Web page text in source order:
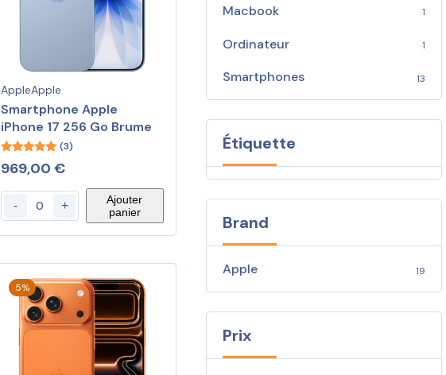
AppleApple
Smartphone Apple
iPhone 17 256 Go Brume
5.00
out of 5
(3)
969,00€
- +
Ajouter
panier
5%
Macbook 1
Ordinateur 1
Smartphones 13
Étiquette
Brand
Apple 19
Prix